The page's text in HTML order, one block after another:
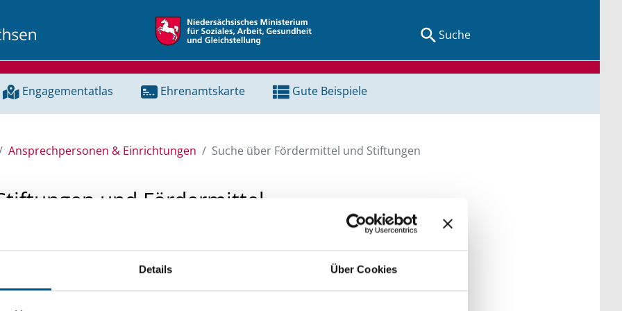
Details Über Cookies
Suche
Engagementatlas Ehrenamtskarte Gute Beispiele
Ansprechpersonen & Einrichtungen Suche über Fördermittel und Stiftungen
und Fördermittel
und Stiftungsdatenbank recherchieren. Bei der Suche bitte die Groß- und